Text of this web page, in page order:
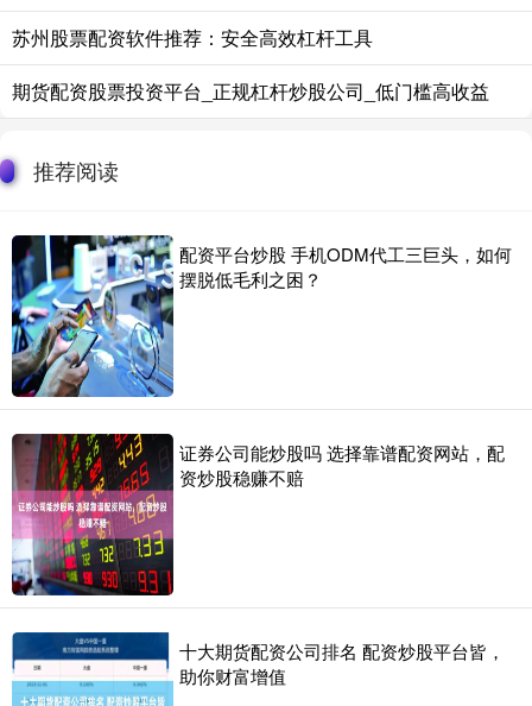
苏州股票配资软件推荐：安全高效杠杆工具
期货配资股票投资平台_正规杠杆炒股公司_低门槛高收益
推荐阅读
配资平台炒股 手机ODM代工三巨头，如何
摆脱低毛利之困？
证券公司能炒股吗 选择靠谱配资网站，配
资炒股稳赚不赔
十大期货配资公司排名 配资炒股平台皆，
助你财富增值